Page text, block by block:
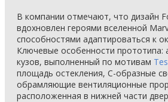
В компании отмечают, что дизайн
вдохновлен героями вселенной
способностями адаптироваться к
Ключевые особенности прототипа:
кузов, выполненный по мотивам
площадь остекления, С-образные
обрамляющие вентиляционные
расположенная в нижней части